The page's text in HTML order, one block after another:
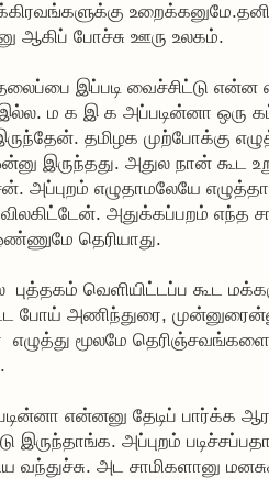
ஆகிப் போச்சு ஊரு உலகம்.
இப்படி வைச்சிட்டு
ம க இ க அப்படின்னா ஒரு
தமிழக முற்போக்கு
இருந்தது. அதுல நான் கூட
அப்புறம் எழுதாமலேயே
அதுக்கப்பறம் எந்த
தெரியாது.
புத்தகம் வெளியிட்டப்ப கூட
போய் அணிந்துரை,
மூலமே தெரிஞ்சவங்களை
என்னனு தேடிப் பார்க்க
இருந்தாங்க. அப்புறம்
வந்துச்சு. அட சாமிகளானு